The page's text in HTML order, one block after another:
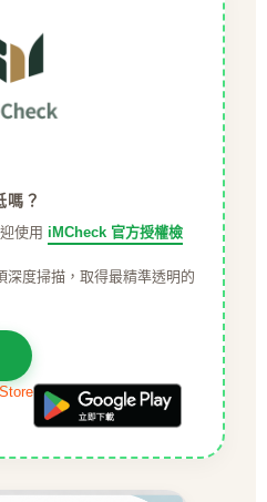
嗎？
使用 iMCheck 官方授權檢
深度掃描，取得最精準透明的